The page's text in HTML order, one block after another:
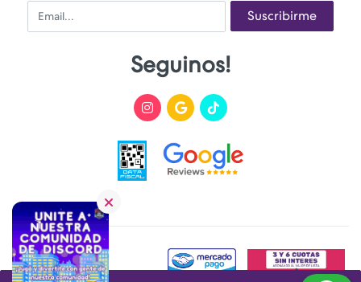
Email Suscribirme
Seguinos!